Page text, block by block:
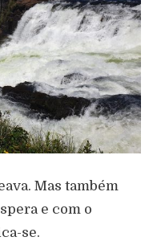
Mas também
e com o
se.